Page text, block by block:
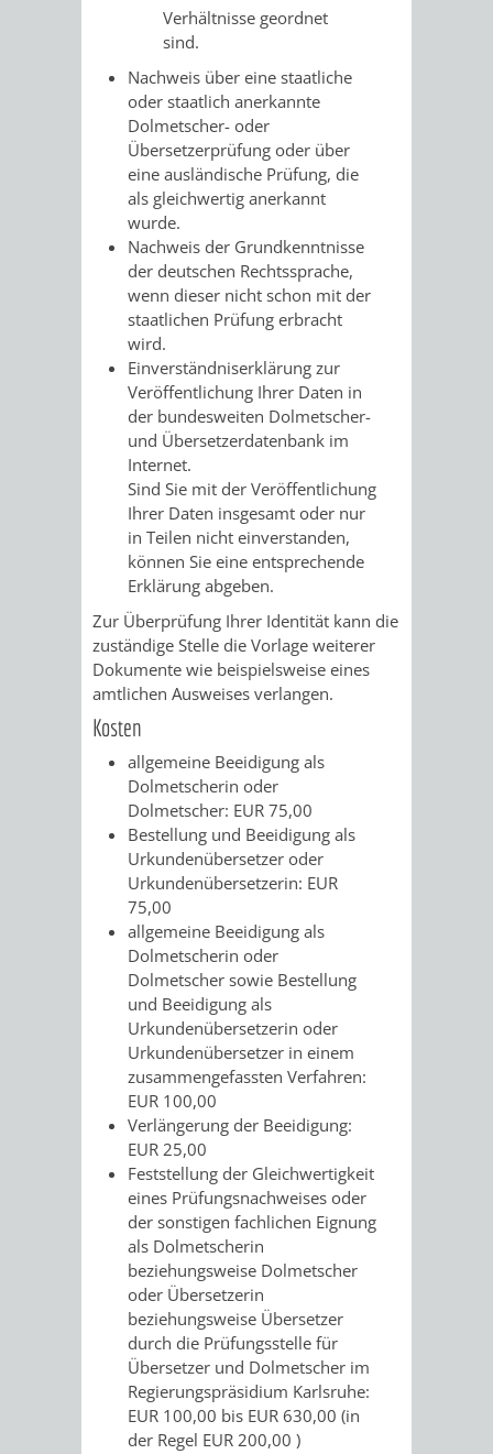
FRIEDHÖFE
BESTATTUNGSMÖGLICHKEITEN
HAUPTFRIEDHOF
WEINHEIM
FRIEDHÖFE
HOHENSACHSEN
FRIEDHOF
LÜTZELSACHSEN
FRIEDHOF
OBERFLOCKENBACH
FRIEDHOF
RIPPENWEIER-
HEILIGKREUZ
FRIEDHOF
SULZBACH
KIRCHEN
KULTUREINRICHTUNGEN
THEATER
MUSEUM
VERANSTALTUNGEN
KINDER
IM
MUSEUM
A
BIS
Z
AUSLEIHE
MEDIENANGEBOTE
ONLINE-
KATALOG
VERANSTALTUNGEN
AUSBILDUNG
&
PRAKTIKA
LEIHVERKEHR
DER
BIBLIOTHEK
SERVICE
FÜR
LEHRER/INNEN
ERZIEHER/INNEN
VERMIETUNG
VON
VERANSTALTER
VERANSTALTUNGSRÄUME
STADTHALLE
ROLF-
ENGELBRECHT-
BÜRGERSAAL
IM
ALTEN
RATHAUS
STADTARCHIV
MELDEKARTEI
/
FAMILIENFORSCHUNG
VERÖFFENTLICHUNGEN
JÜDISCHE
SPUREN
IN
WEINHEIM
KRIEGERDENKMAL
NOTRUFNUMMERN
UND
NOTDIENSTE
PARTEIEN
SOZIALE
EINRICHTUNGEN
SPIELPLÄTZE
SPORTSTÄTTEN
PARKEN
APP
EASYPARKEN
RADFAHREN
VRNNEXTBIKE
STADTPLAN /
GEOPORTAL
Verhältnisse geordnet
sind.
Nachweis über eine staatliche
oder staatlich anerkannte
Dolmetscher- oder
Übersetzerprüfung oder über
eine ausländische Prüfung, die
als gleichwertig anerkannt
wurde.
Nachweis der Grundkenntnisse
der deutschen Rechtssprache,
wenn dieser nicht schon mit der
staatlichen Prüfung erbracht
wird.
Einverständniserklärung zur
Veröffentlichung Ihrer Daten in
der bundesweiten Dolmetscher-
und Übersetzerdatenbank im
Internet.
Sind Sie mit der Veröffentlichung
Ihrer Daten insgesamt oder nur
in Teilen nicht einverstanden,
können Sie eine entsprechende
Erklärung abgeben.
Zur Überprüfung Ihrer Identität kann die
zuständige Stelle die Vorlage weiterer
Dokumente wie beispielsweise eines
amtlichen Ausweises verlangen.
Kosten
allgemeine Beeidigung als
Dolmetscherin oder
Dolmetscher: EUR 75,00
Bestellung und Beeidigung als
Urkundenübersetzer oder
Urkundenübersetzerin: EUR
75,00
allgemeine Beeidigung als
Dolmetscherin oder
Dolmetscher sowie Bestellung
und Beeidigung als
Urkundenübersetzerin oder
Urkundenübersetzer in einem
zusammengefassten Verfahren:
EUR 100,00
Verlängerung der Beeidigung:
EUR 25,00
Feststellung der Gleichwertigkeit
eines Prüfungsnachweises oder
der sonstigen fachlichen Eignung
als Dolmetscherin
beziehungsweise Dolmetscher
oder Übersetzerin
beziehungsweise Übersetzer
durch die Prüfungsstelle für
Übersetzer und Dolmetscher im
Regierungspräsidium Karlsruhe:
EUR 100,00 bis EUR 630,00 (in
der Regel EUR 200,00 )